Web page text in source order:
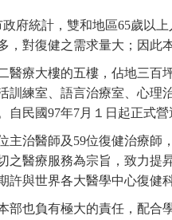
府統計，雙和地區65歲以
，對復健之需求量大；因此
醫療大樓的五樓，佔地三百
訓練室、語言治療室、心理
自民國97年7月１日起正式營
主治醫師及59位復健治療師
之醫療服務為宗旨，致力提
許與世界各大醫學中心復健
部也負有極大的責任，配